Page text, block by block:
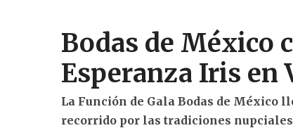
Bodas de México
Esperanza Iris en
La Función de Gala Bodas de México
recorrido por las tradiciones